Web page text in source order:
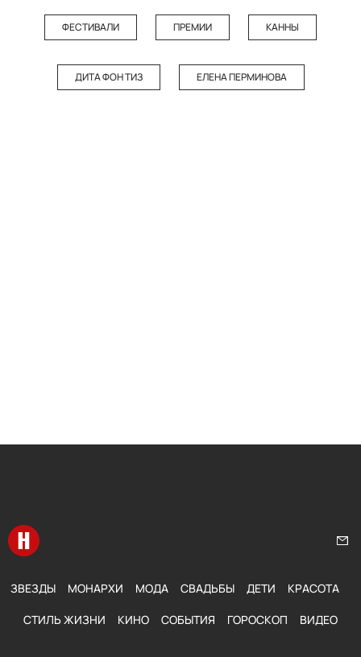
ФЕСТИВАЛИ ПРЕМИИ КАННЫ
ДИТА ФОН ТИЗ ЕЛЕНА ПЕРМИНОВА
Перейти на главную
ЗВЕЗДЫ МОНАРХИ МОДА СВАДЬБЫ ДЕТИ КРАСОТА
СТИЛЬ ЖИЗНИ КИНО СОБЫТИЯ ГОРОСКОП ВИДЕО